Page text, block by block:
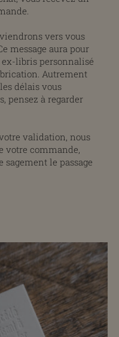
vers vous
message aura pour
libris personnalisé
Autrement
délais vous
pensez à regarder
validation, nous
votre commande,
sagement le passage